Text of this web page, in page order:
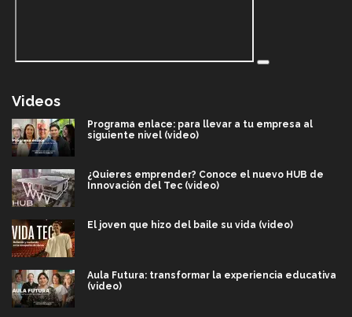
Videos
Programa enlace: para llevar a tu empresa al
siguiente nivel (video)
¿Quieres emprender? Conoce el nuevo HUB de
Innovación del Tec (video)
El joven que hizo del baile su vida (video)
Aula Futura: transformar la experiencia educativa
(video)